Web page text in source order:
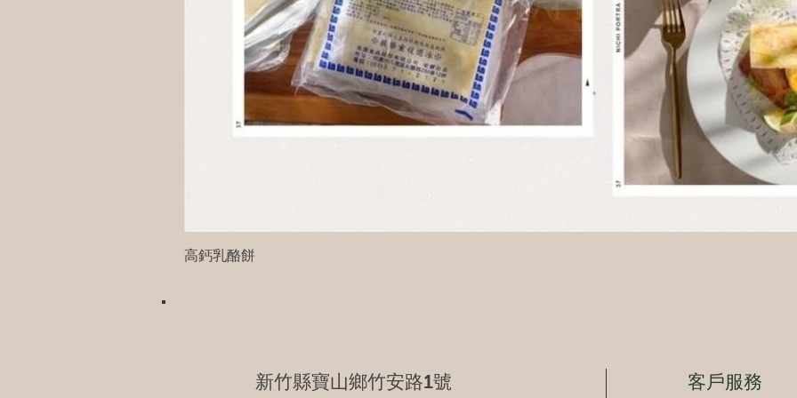
高鈣乳酪餅
新竹縣寶山鄉竹安路1號 客戶服務